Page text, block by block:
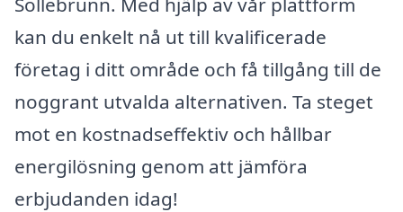
kan du enkelt nå ut till kvalificerade
företag i ditt område och få tillgång till de
noggrant utvalda alternativen. Ta steget
mot en kostnadseffektiv och hållbar
energilösning genom att jämföra
erbjudanden idag!